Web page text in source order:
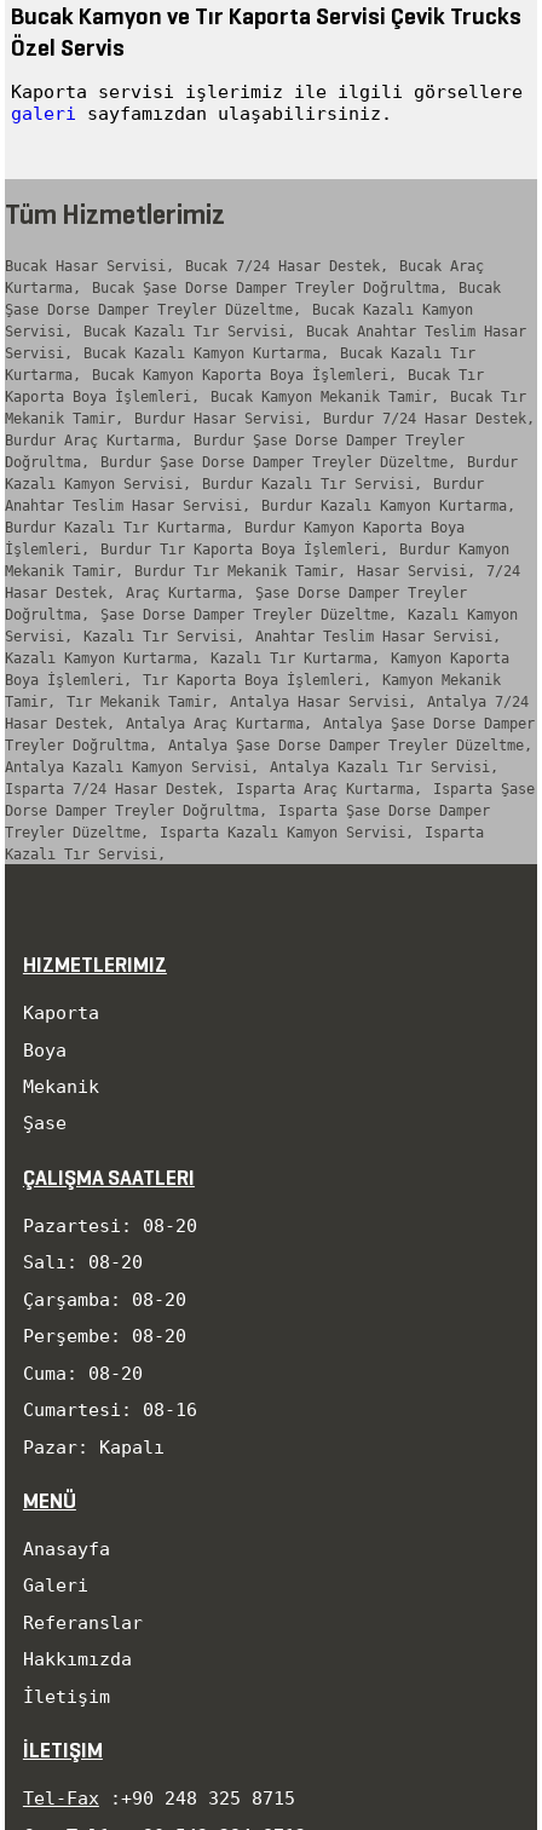
Bucak Kamyon ve Tır Kaporta Servisi Çevik Trucks
Özel Servis
Kaporta servisi işlerimiz ile ilgili görsellere
galeri sayfamızdan ulaşabilirsiniz.
Tüm Hizmetlerimiz
Bucak Hasar Servisi, Bucak 7/24 Hasar Destek,
Bucak Araç
Kurtarma,
Bucak Şase Dorse Damper Treyler Doğrultma,
Bucak
Şase Dorse Damper Treyler Düzeltme,
Bucak Kazalı Kamyon
Servisi,
Bucak Kazalı Tır Servisi,
Bucak Anahtar Teslim Hasar
Servisi,
Bucak Kazalı Kamyon Kurtarma,
Bucak Kazalı Tır
Kurtarma,
Bucak Kamyon Kaporta Boya İşlemleri,
Bucak Tır
Kaporta Boya İşlemleri,
Bucak Kamyon Mekanik Tamir,
Bucak Tır
Mekanik Tamir,
Burdur Hasar Servisi,
Burdur 7/24 Hasar Destek,
Burdur Araç Kurtarma,
Burdur Şase Dorse Damper Treyler
Doğrultma,
Burdur Şase Dorse Damper Treyler Düzeltme,
Burdur
Kazalı Kamyon Servisi,
Burdur Kazalı Tır Servisi,
Burdur
Anahtar Teslim Hasar Servisi,
Burdur Kazalı Kamyon Kurtarma,
Burdur Kazalı Tır Kurtarma,
Burdur Kamyon Kaporta Boya
İşlemleri,
Burdur Tır Kaporta Boya İşlemleri,
Burdur Kamyon
Mekanik Tamir,
Burdur Tır Mekanik Tamir, Hasar Servisi,
7/24
Hasar Destek,
Araç Kurtarma,
Şase Dorse Damper Treyler
Doğrultma,
Şase Dorse Damper Treyler Düzeltme,
Kazalı Kamyon
Servisi,
Kazalı Tır Servisi,
Anahtar Teslim Hasar Servisi,
Kazalı Kamyon Kurtarma,
Kazalı Tır Kurtarma,
Kamyon Kaporta
Boya İşlemleri,
Tır Kaporta Boya İşlemleri,
Kamyon Mekanik
Tamir,
Tır Mekanik Tamir, Antalya Hasar Servisi,
Antalya 7/24
Hasar Destek,
Antalya Araç Kurtarma,
Antalya Şase Dorse Damper
Treyler Doğrultma,
Antalya Şase Dorse Damper Treyler Düzeltme,
Antalya Kazalı Kamyon Servisi,
Antalya Kazalı Tır Servisi,
Isparta 7/24 Hasar Destek,
Isparta Araç Kurtarma,
Isparta Şase
Dorse Damper Treyler Doğrultma,
Isparta Şase Dorse Damper
Treyler Düzeltme,
Isparta Kazalı Kamyon Servisi,
Isparta
Kazalı Tır Servisi,
HIZMETLERIMIZ
Kaporta
Boya
Mekanik
Şase
ÇALIŞMA SAATLERI
Pazartesi: 08-20
Salı: 08-20
Çarşamba: 08-20
Perşembe: 08-20
Cuma: 08-20
Cumartesi: 08-16
Pazar: Kapalı
MENÜ
Anasayfa
Galeri
Referanslar
Hakkımızda
İletişim
İLETIŞIM
Tel-Fax:+90 248 325 8715